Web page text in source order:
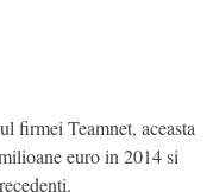
firmei Teamnet, aceasta
euro in 2014 si